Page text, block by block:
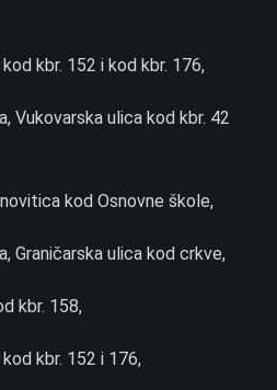
kbr. 152 i kod kbr. 176,
Vukovarska ulica kod kbr. 42
kod Osnovne škole,
Graničarska ulica kod crkve,
kbr. 158,
kbr. 152 i 176,